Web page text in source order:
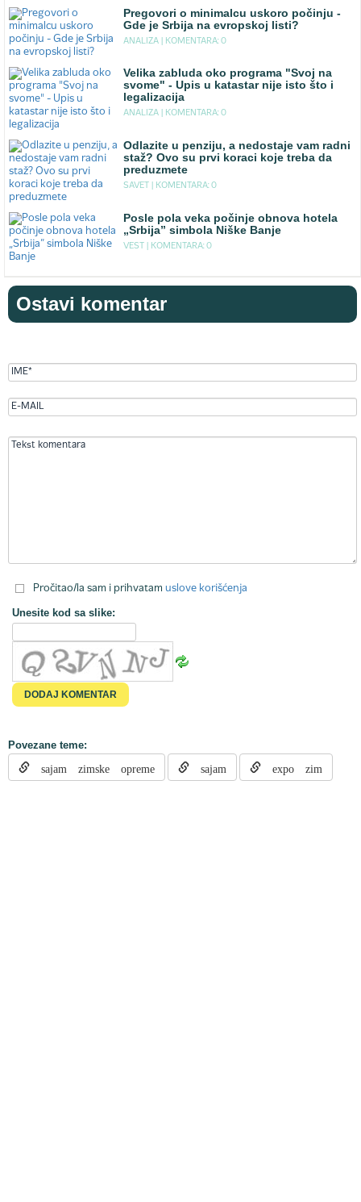
Pregovori o minimalcu uskoro počinju -
Gde je Srbija na evropskoj listi?
ANALIZA | KOMENTARA: 0
Velika zabluda oko programa "Svoj na
svome" - Upis u katastar nije isto što i
legalizacija
ANALIZA | KOMENTARA: 0
Odlazite u penziju, a nedostaje vam radni
staž? Ovo su prvi koraci koje treba da
preduzmete
SAVET | KOMENTARA: 0
Posle pola veka počinje obnova hotela
„Srbija” simbola Niške Banje
VEST | KOMENTARA: 0
Ostavi komentar
Pročitao/la sam i prihvatam uslove korišćenja
Unesite kod sa slike:
Povezane teme:
sajam zimske opreme sajam expo zim